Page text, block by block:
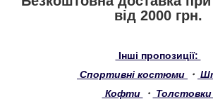
від 2000 грн.
Інші пропозиції:
Спортивні костюми
・
Кофти
・ Толстовки